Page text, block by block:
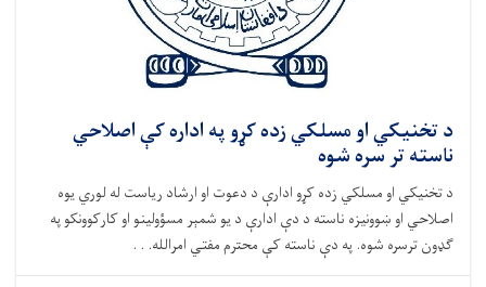
د تخنیکي او مسلکي زده کړو په اداره کې اصلاحي
ناسته تر سره شوه
د تخنیکي او مسلکي زده کړو ادارې د دعوت او ارشاد ریاست له لوري یوه
اصلاحي او ښوونیزه ناسته د دې ادارې د یو شمېر مسؤولینو او کارکوونکو په
ګډون ترسره شوه. په دې ناسته کې محترم مفتي امرالله. . .